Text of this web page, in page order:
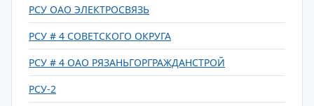
РСУ ОАО ЭЛЕКТРОСВЯЗЬ
РСУ # 4 СОВЕТСКОГО ОКРУГА
РСУ # 4 ОАО РЯЗАНЬГОРГРАЖДАНСТРОЙ
РСУ-2